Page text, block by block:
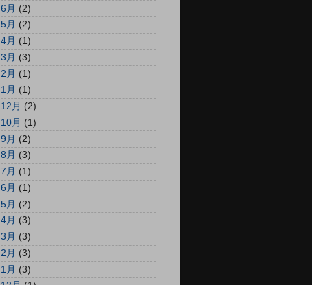
6月 (2)
5月 (2)
4月 (1)
3月 (3)
2月 (1)
1月 (1)
12月 (2)
10月 (1)
9月 (2)
8月 (3)
7月 (1)
6月 (1)
5月 (2)
4月 (3)
3月 (3)
2月 (3)
1月 (3)